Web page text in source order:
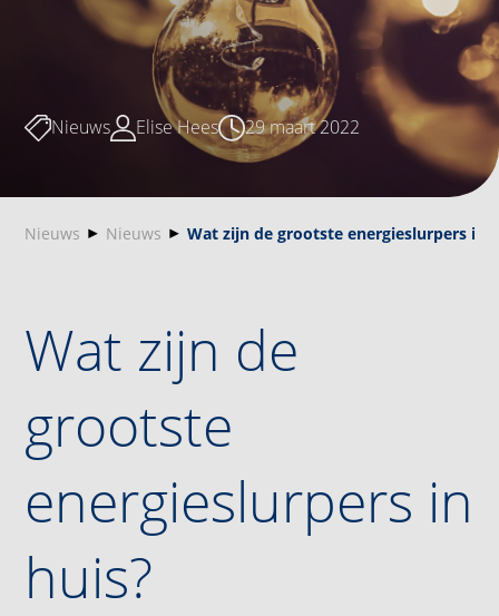
Nieuws Elise Hees 29 maart 2022
Nieuws Nieuws Wat zijn de grootste energieslurpers in
Wat zijn de
grootste
energieslurpers in
huis?